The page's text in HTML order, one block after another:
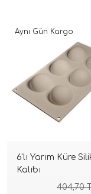
6'lı Yarım Küre
Kalıbı
404,70
Aynı Gün Kargo